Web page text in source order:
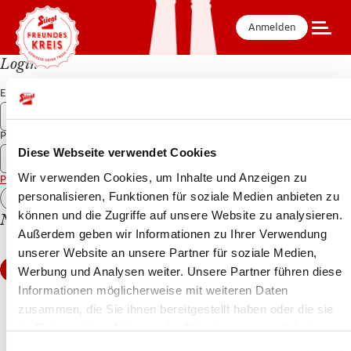
Diese Webseite verwendet Cookies
Wir verwenden Cookies, um Inhalte und Anzeigen zu
personalisieren, Funktionen für soziale Medien anbieten zu
können und die Zugriffe auf unsere Website zu analysieren.
Außerdem geben wir Informationen zu Ihrer Verwendung
unserer Website an unsere Partner für soziale Medien,
Werbung und Analysen weiter. Unsere Partner führen diese
Informationen möglicherweise mit weiteren Daten
zusammen, die Sie ihnen bereitgestellt haben oder die sie
Anmelden
Login
E-Mail-Adresse
Passwort
Passwort vergessen?
Noch kein Mitglied?
REGISTRIERE DICH HIER
dem virtuellen
Bier-
Stammtisch!
Sammeln, sparen, einlösen
Code im Bierdeckel
scannen
Tolle Prämien
abholen
Werde Teil
vom Stiegl-
Freundeskreis,
dem virtuellen
Bier-
Stammtisch!
Jetzt Registrieren